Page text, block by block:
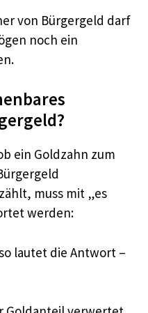
von Bürgergeld darf
noch ein
ein Goldzahn zum
muss mit „es
werden:
lautet die Antwort –